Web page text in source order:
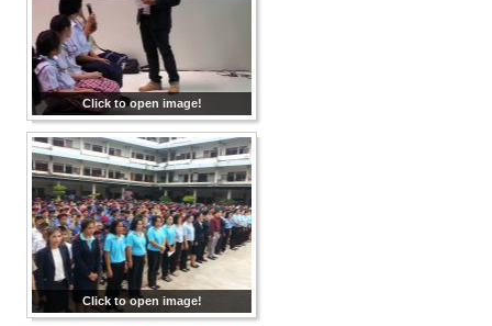
Click to open image!
Click to open image!